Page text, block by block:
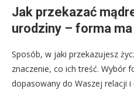
Jak przekazać
urodziny – forma
Sposób, w jaki przekazujesz
znaczenie, co ich treść. Wybór
dopasowany do Waszej relacji